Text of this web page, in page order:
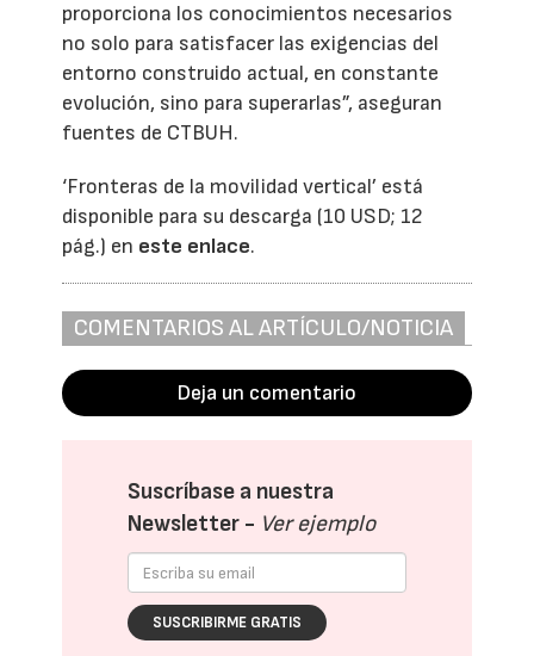
proporciona los conocimientos necesarios
no solo para satisfacer las exigencias del
entorno construido actual, en constante
evolución, sino para superarlas”, aseguran
fuentes de CTBUH.
‘Fronteras de la movilidad vertical’ está
disponible para su descarga (10 USD; 12
pág.) en este enlace.
COMENTARIOS AL ARTÍCULO/NOTICIA
Deja un comentario
Suscríbase a nuestra
Newsletter - Ver ejemplo
SUSCRIBIRME GRATIS